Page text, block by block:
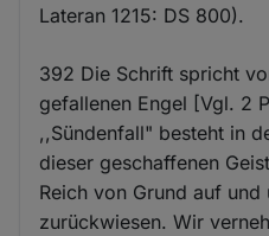
Lateran 1215: DS 800).
392 Die Schrift spricht
gefallenen Engel [Vgl. 2
,,Sündenfall" besteht in
dieser geschaffenen
Reich von Grund auf
zurückwiesen. Wir